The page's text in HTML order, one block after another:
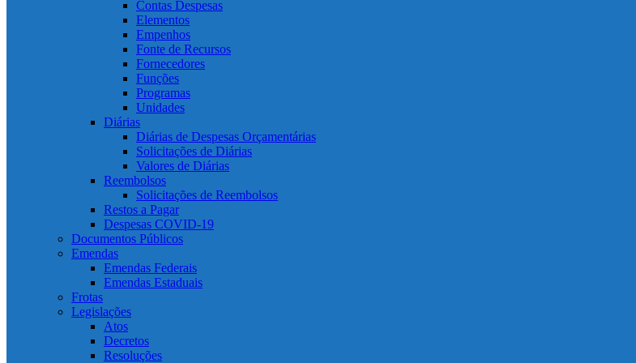
Contas Despesas
Elementos
Empenhos
Fonte de Recursos
Fornecedores
Funções
Programas
Unidades
Diárias
Diárias de Despesas Orçamentárias
Solicitações de Diárias
Valores de Diárias
Reembolsos
Solicitações de Reembolsos
Restos a Pagar
Despesas COVID-19
Documentos Públicos
Emendas
Emendas Federais
Emendas Estaduais
Frotas
Legislações
Atos
Decretos
Resoluções